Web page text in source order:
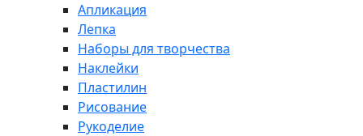
Апликация
Лепка
Наборы для творчества
Наклейки
Пластилин
Рисование
Рукоделие